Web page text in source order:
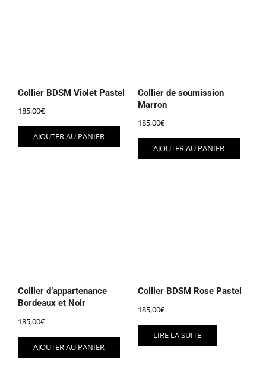
Collier BDSM Violet Pastel
185,00€
AJOUTER AU PANIER
Collier de soumission
Marron
185,00€
AJOUTER AU PANIER
Collier d’appartenance
Bordeaux et Noir
185,00€
AJOUTER AU PANIER
Collier BDSM Rose Pastel
185,00€
LIRE LA SUITE